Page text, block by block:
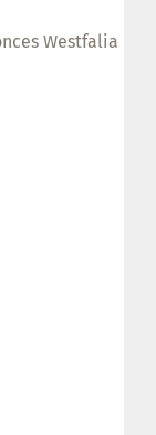
Westfalia